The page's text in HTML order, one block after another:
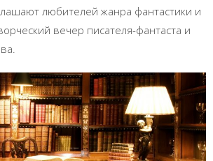
любителей жанра фантастики и
вечер писателя-фантаста и